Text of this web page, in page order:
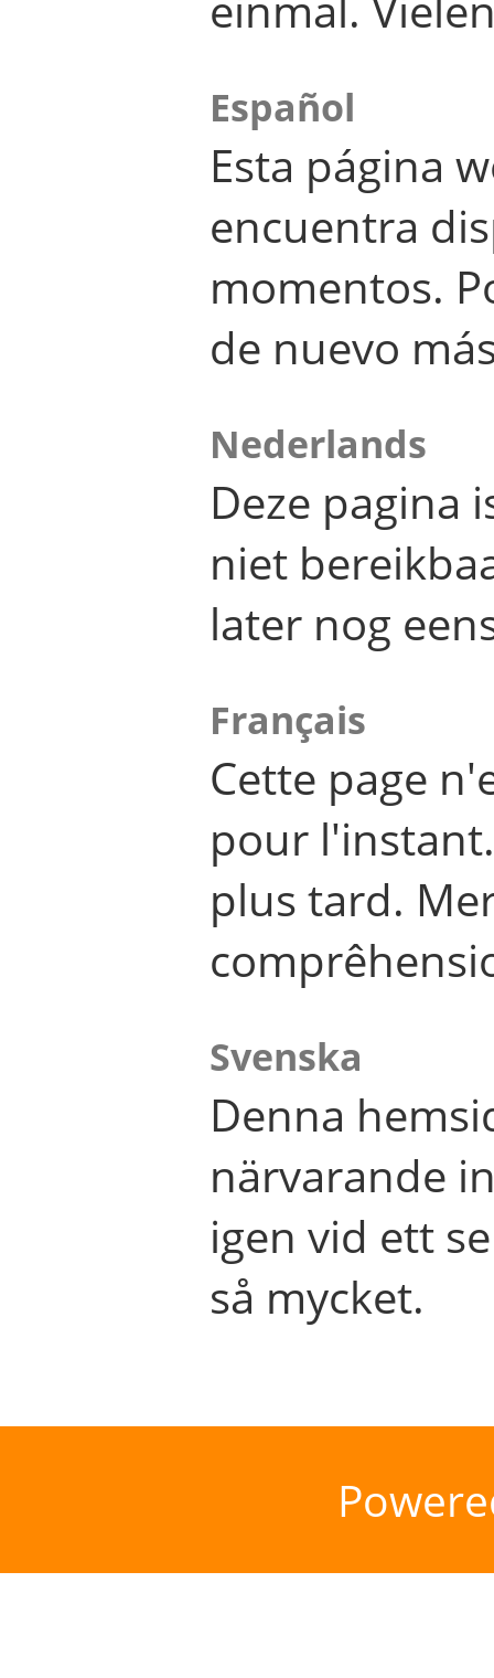
Español
Esta página
encuentra
momentos.
de nuevo
Nederlands
Deze pagina
niet
later nog
Français
Cette page
pour
plus tard.
Svenska
Denna
närvarande
igen vid ett
så mycket.